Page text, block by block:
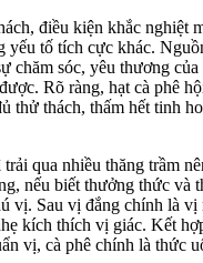
điều kiện khắc nghiệt
yếu tố tích cực khác.
chăm sóc, yêu thương
Rõ ràng, hạt cà phê
thử thách, thấm hết tinh
qua nhiều thăng trầm
nếu biết thưởng thức và
vị. Sau vị đắng chính là vị
kích thích vị giác. Kết
vị, cà phê chính là thức